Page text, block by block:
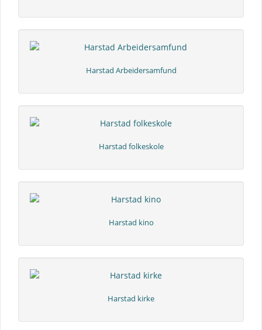
Harstad Arbeidersamfund
Harstad folkeskole
Harstad kino
Harstad kirke